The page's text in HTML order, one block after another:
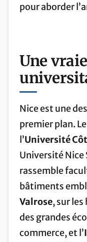
pour aborder
Une
Nice est une
premier plan.
l’Université
Université Nice
rassemble
bâtiments
Valrose, sur
des grandes
commerce, et l’